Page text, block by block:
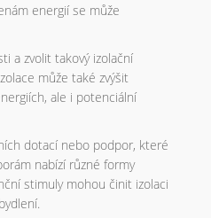
energií se může
a zvolit takový izolační
může také zvýšit
ale i potenciální
dotací nebo podpor, které
nabízí různé formy
stimuly mohou činit izolaci